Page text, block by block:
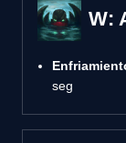
W:
seg